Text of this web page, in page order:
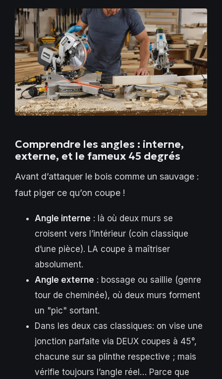
Comprendre les angles : interne,
externe, et le fameux 45 degrés
Avant d’attaquer le bois comme un sauvage :
faut piger ce qu’on coupe !
Angle interne : là où deux murs se
croisent vers l’intérieur (coin classique
d’une pièce). LA coupe à maîtriser
absolument.
Angle externe : bossage ou saillie (genre
tour de cheminée), où deux murs forment
un "pic" sortant.
Dans les deux cas classiques: on vise une
jonction parfaite via DEUX coupes à 45°,
chacune sur sa plinthe respective ; mais
vérifie toujours l’angle réel… Parce que